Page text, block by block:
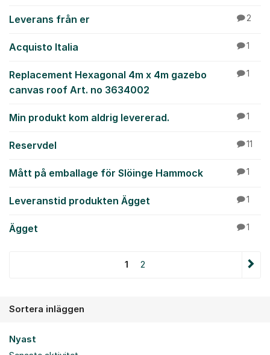
Leverans från er 2
Acquisto Italia 1
Replacement Hexagonal 4m x 4m gazebo
canvas roof Art. no 3634002
1
Min produkt kom aldrig levererad. 1
Reservdel 11
Mått på emballage för Slöinge Hammock 1
Leveranstid produkten Ägget 1
Ägget 1
1 2
Sortera inläggen
Nyast